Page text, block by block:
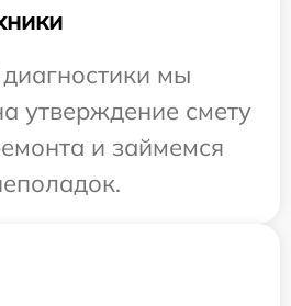
мы
утверждение смету
и займемся